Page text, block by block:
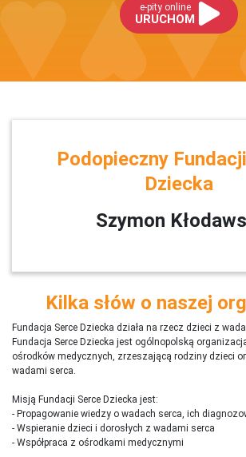
e-pity online
URUCHOM
Podopieczny
Dziecka
Szymon
Kilka słów o naszej
Fundacja Serce Dziecka działa na rzecz dzieci z
Fundacja Serce Dziecka jest ogólnopolską
ośrodków medycznych, zrzeszającą rodziny dzieci
wadami serca.
Misją Fundacji Serce Dziecka jest:
- Propagowanie wiedzy o wadach serca, ich
- Wspieranie dzieci i dorosłych z wadami serca
- Współpraca z ośrodkami medycznymi